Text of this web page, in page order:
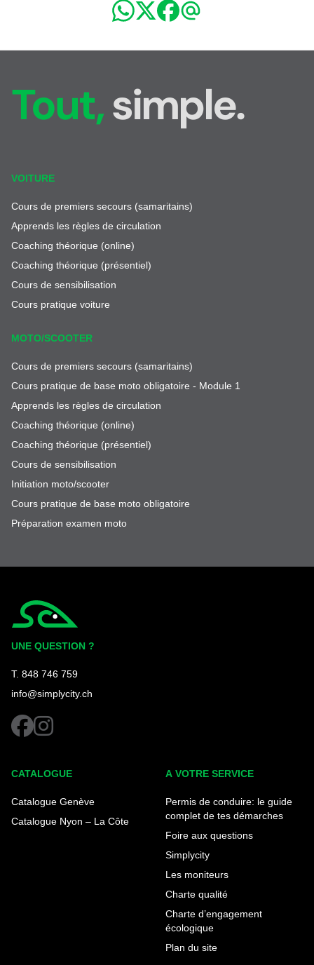
Tout,simple.
VOITURE
Cours de premiers secours (samaritains)
Apprends les règles de circulation
Coaching théorique (online)
Coaching théorique (présentiel)
Cours de sensibilisation
Cours pratique voiture
MOTO/SCOOTER
Cours de premiers secours (samaritains)
Cours pratique de base moto obligatoire - Module 1
Apprends les règles de circulation
Coaching théorique (online)
Coaching théorique (présentiel)
Cours de sensibilisation
Initiation moto/scooter
Cours pratique de base moto obligatoire
Préparation examen moto
UNE QUESTION ?
T. 848 746 759
info@simplycity.ch
facebookinstagram
CATALOGUE
Catalogue Genève
Catalogue Nyon – La Côte
A VOTRE SERVICE
Permis de conduire: le guide
complet de tes démarches
Foire aux questions
Simplycity
Les moniteurs
Charte qualité
Charte d’engagement
écologique
Plan du site